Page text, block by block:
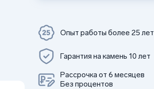
Опыт работы более 25 лет
Гарантия на камень 10 лет
Рассрочка от 6 месяцев
Без процентов